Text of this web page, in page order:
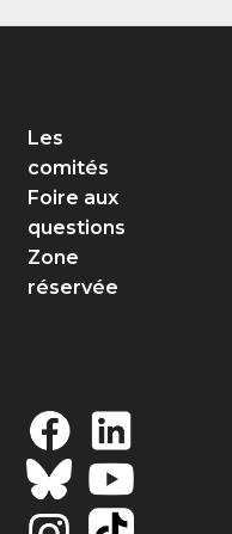
Les
comités
Foire aux
questions
Zone
réservée